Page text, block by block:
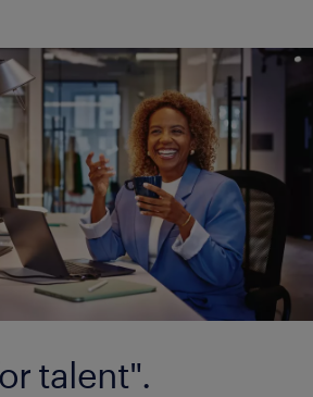
talent".